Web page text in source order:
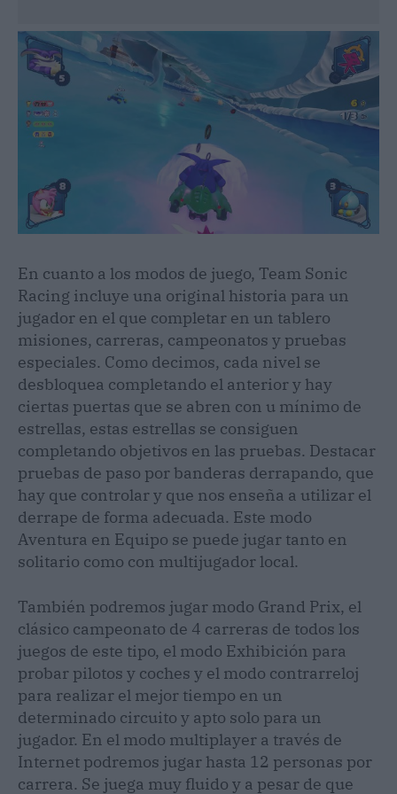
En cuanto a los modos de juego, Team Sonic
Racing incluye una original historia para un
jugador en el que completar en un tablero
misiones, carreras, campeonatos y pruebas
especiales. Como decimos, cada nivel se
desbloquea completando el anterior y hay
ciertas puertas que se abren con u mínimo de
estrellas, estas estrellas se consiguen
completando objetivos en las pruebas. Destacar
pruebas de paso por banderas derrapando, que
hay que controlar y que nos enseña a utilizar el
derrape de forma adecuada. Este modo
Aventura en Equipo se puede jugar tanto en
solitario como con multijugador local.
También podremos jugar modo Grand Prix, el
clásico campeonato de 4 carreras de todos los
juegos de este tipo, el modo Exhibición para
probar pilotos y coches y el modo contrarreloj
para realizar el mejor tiempo en un
determinado circuito y apto solo para un
jugador. En el modo multiplayer a través de
Internet podremos jugar hasta 12 personas por
carrera. Se juega muy fluido y a pesar de que